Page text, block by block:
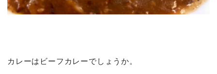
カレーはビーフカレーでしょうか。